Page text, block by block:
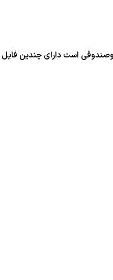
است دارای چندین